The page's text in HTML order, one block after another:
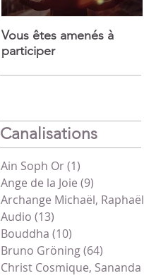
Vous êtes amenés à
participer
Canalisations
Ain Soph Or(1)
Ange de la Joie (9)
Audio (13)
Bouddha (10)
Bruno Gröning(64)
Christ Cosmique, Sananda